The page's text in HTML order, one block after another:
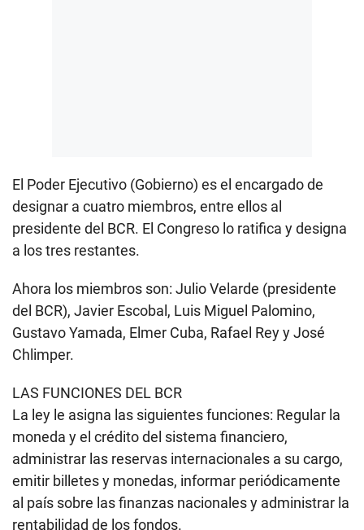
El Poder Ejecutivo (Gobierno) es el encargado de
designar a cuatro miembros, entre ellos al
presidente del BCR. El Congreso lo ratifica y designa
a los tres restantes.
Ahora los miembros son: Julio Velarde (presidente
del BCR), Javier Escobal, Luis Miguel Palomino,
Gustavo Yamada, Elmer Cuba, Rafael Rey y José
Chlimper.
LAS FUNCIONES DEL BCR
La ley le asigna las siguientes funciones: Regular la
moneda y el crédito del sistema financiero,
administrar las reservas internacionales a su cargo,
emitir billetes y monedas, informar periódicamente
al país sobre las finanzas nacionales y administrar la
rentabilidad de los fondos.